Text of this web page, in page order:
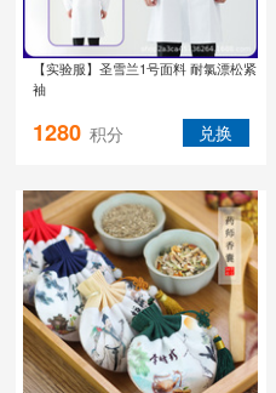
【实验服】圣雪兰1号面料 耐氯漂松紧
袖
1280 积分 兑换